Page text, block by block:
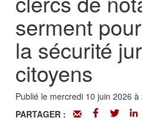
serment
la sécurité
citoyens
Publié le mercredi 10 juin 2026 à
PARTAGER :